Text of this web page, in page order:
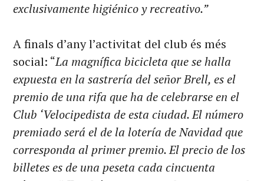
exclusivamente higiénico y recreativo.”
A finals d’any l’activitat del club és més
social: “La magnífica bicicleta que se halla
expuesta en la sastrería del señor Brell, es el
premio de una rifa que ha de celebrarse en el
Club ‘Velocipedista de esta ciudad. El número
premiado será el de la lotería de Navidad que
corresponda al primer premio. El precio de los
billetes es de una peseta cada cincuenta